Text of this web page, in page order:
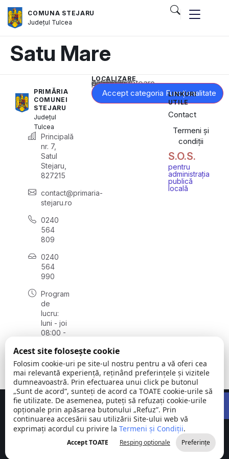
COMUNA STEJARU
Județul Tulcea
Satu Mare
PRIMĂRIA
COMUNEI
STEJARU
Județul
Tulcea
Principală
nr. 7,
Satul
Stejaru,
827215
contact@primaria-
stejaru.ro
0240
564
809
0240
564
990
Program
de
lucru:
luni - joi
08:00 -
vineri
08:00 -
14:00
LOCALIZARE
Acest conținut este blocat până când acceptați categoria corespunzătoare de cookie-uri.
Accept categoria Funcționalitate
LINKURI
UTILE
Contact
Termeni și
condiții
S.O.S.
pentru
administrația
publică
locală
Comuna
Stejaru |
județul Tulcea
©
2026
Toate
drepturile
rezervate
Concept realizat deBig Media Relații Publice SRL
Acest site folosește cookie
Folosim cookie-uri pe site-ul nostru pentru a vă oferi cea
mai relevantă experiență, reținând preferințele și vizitele
dumneavoastră. Prin efectuarea unui click pe butonul
„Sunt de acord”, sunteți de acord ca TOATE cookie-urile să
fie utilizate. De asemenea, puteți să refuzați cookie-urile
opționale prin apăsarea butonului „Refuz”. Prin
continuarea accesării sau utilizării Site-ului web vă
exprimați acordul cu privire la Termeni și Condiții.
Accept TOATE Resping opționale Preferințe